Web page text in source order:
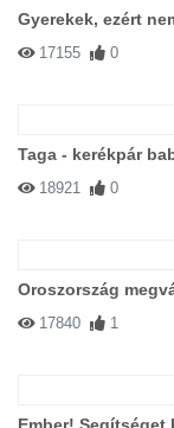
Gyerekek, ezért
17155 0
Taga - kerékpár
18921 0
Oroszország
17840 1